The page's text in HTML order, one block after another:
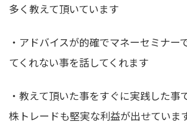
多く教えて頂いています
・アドバイスが的確でマネーセミナー
てくれない事を話してくれます
・教えて頂いた事をすぐに実践した事
株トレードも堅実な利益が出せていま